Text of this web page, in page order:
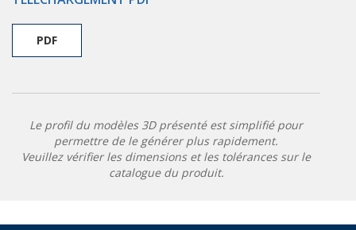
PDF
Le profil du modèles 3D présenté est simplifié pour
permettre de le générer plus rapidement.
Veuillez vérifier les dimensions et les tolérances sur le
catalogue du produit.